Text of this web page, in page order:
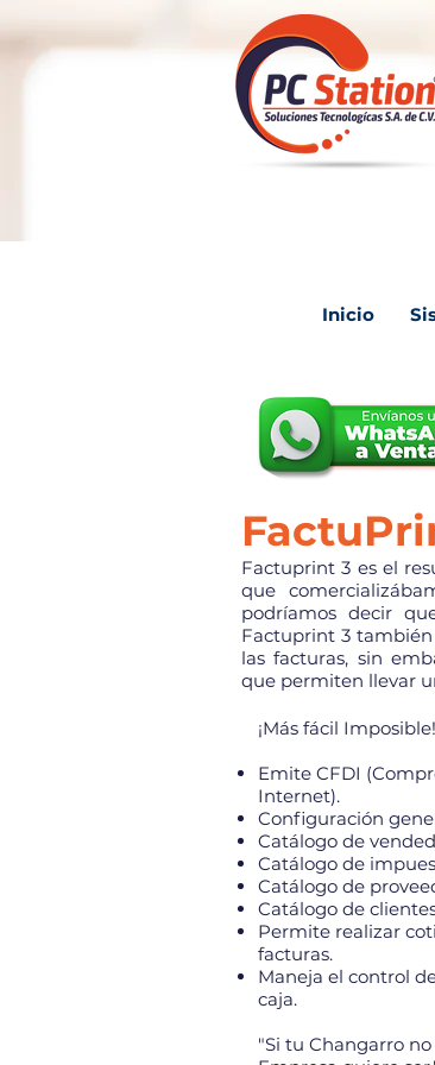
Factuprint 3 es el
que
podríamos decir
Factuprint 3
las facturas, sin
que permiten llevar
¡Más fácil Imposible!
​Emite CFDI
Internet).
Configuración
Catálogo de
Catálogo de
Catálogo de
Catálogo de
Permite realizar
facturas.
Maneja el control
caja.
"Si tu Changarro
Inicio